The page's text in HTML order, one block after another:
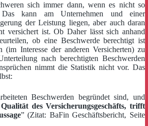
sich immer dann, wenn es nicht so
kann am Unternehmen und einer
der Leistung liegen, aber auch daran
versichert ist. Ob Daher lässt sich anhand
ob eine Beschwerde berechtigt ist
(im Interesse der anderen Versicherten) zu
nach berechtigten Beschwerden
nimmt die Statistik nicht vor. Das
Beschwerden begründet sind, und
des Versicherungsgeschäfts, trifft
” (Zitat: BaFin Geschäftsbericht, Seite